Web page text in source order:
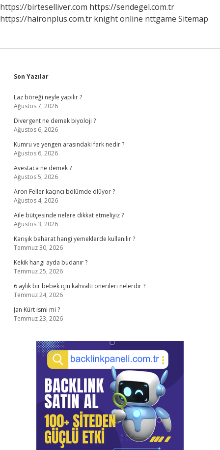
https://birteselliver.com https://sendegel.com.tr
https://haironplus.com.tr knight online nttgame Sitemap
Sidebar
Son Yazılar
Laz böreği neyle yapılır ?
Ağustos 7, 2026
Divergent ne demek biyoloji ?
Ağustos 6, 2026
Kumru ve yengen arasındaki fark nedir ?
Ağustos 6, 2026
Avestaca ne demek ?
Ağustos 5, 2026
Aron Feller kaçıncı bölümde ölüyor ?
Ağustos 4, 2026
Aile bütçesinde nelere dikkat etmeliyiz ?
Ağustos 3, 2026
Karışık baharat hangi yemeklerde kullanılır ?
Temmuz 30, 2026
Kekik hangi ayda budanır ?
Temmuz 25, 2026
6 aylık bir bebek için kahvaltı önerileri nelerdir ?
Temmuz 24, 2026
Jan Kürt ismi mi ?
Temmuz 23, 2026